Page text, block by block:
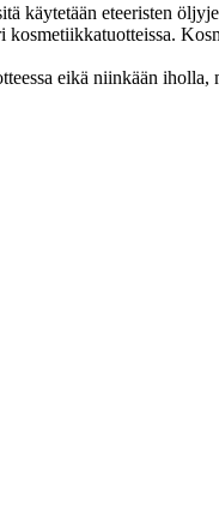
käytetään eteeristen
eikä niinkään iholla,